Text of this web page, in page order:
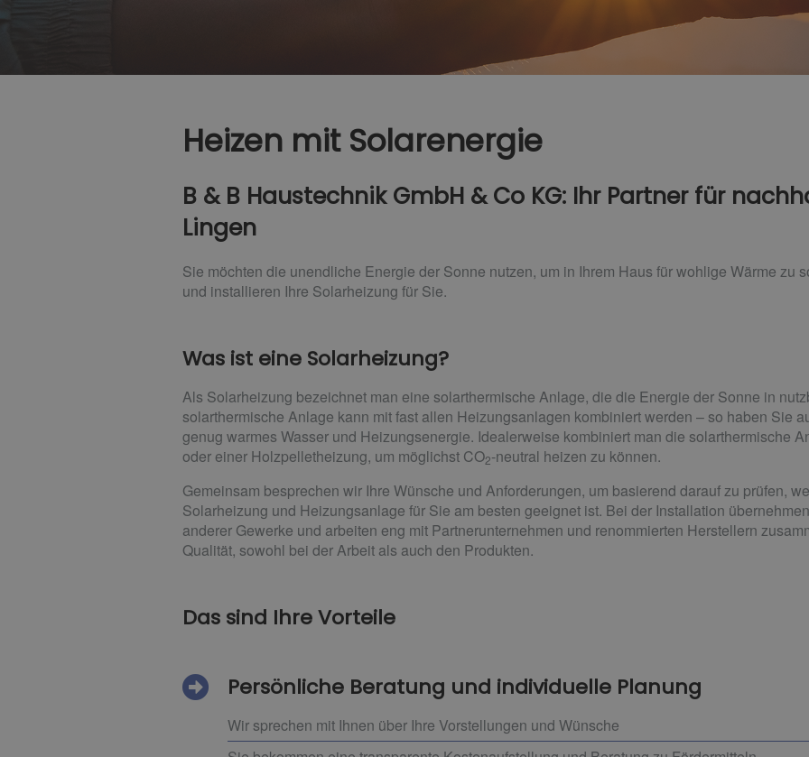
Heizen mit Solarenergie
B & B Haustechnik GmbH & Co KG: Ihr Partner für
Lingen
Sie möchten die unendliche Energie der Sonne nutzen, um in Ihrem Haus für wohlige Wärme zu
und installieren Ihre Solarheizung für Sie.
Was ist eine Solarheizung?
Als Solarheizung bezeichnet man eine solarthermische Anlage, die die Energie der Sonne in
solarthermische Anlage kann mit fast allen Heizungsanlagen kombiniert werden – so haben Sie
genug warmes Wasser und Heizungsenergie. Idealerweise kombiniert man die solarthermische
oder einer Holzpelletheizung, um möglichst CO2-neutral heizen zu können.
Gemeinsam besprechen wir Ihre Wünsche und Anforderungen, um basierend darauf zu prüfen,
Solarheizung und Heizungsanlage für Sie am besten geeignet ist. Bei der Installation
anderer Gewerke und arbeiten eng mit Partnerunternehmen und renommierten Herstellern
Qualität, sowohl bei der Arbeit als auch den Produkten.
Das sind Ihre Vorteile
Persönliche Beratung und individuelle Planung
Wir sprechen mit Ihnen über Ihre Vorstellungen und Wünsche